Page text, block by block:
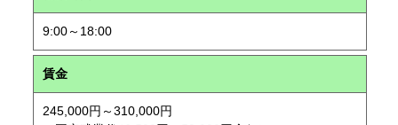
9:00～18:00
賃金
245,000円～310,000円